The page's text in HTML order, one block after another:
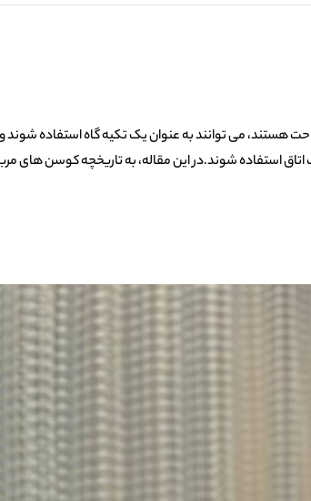
هستند، می توانند به عنوان یک تکیه گاه استفاده شوند
استفاده شوند.در این مقاله، به تاریخچه کوسن های